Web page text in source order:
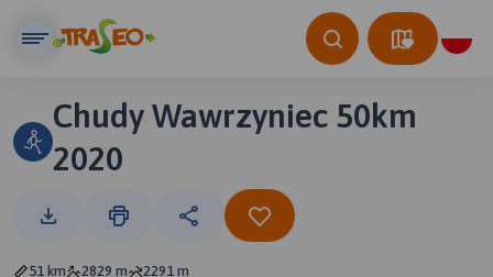
Chudy Wawrzyniec 50km
2020
51 km 2829 m
2291 m